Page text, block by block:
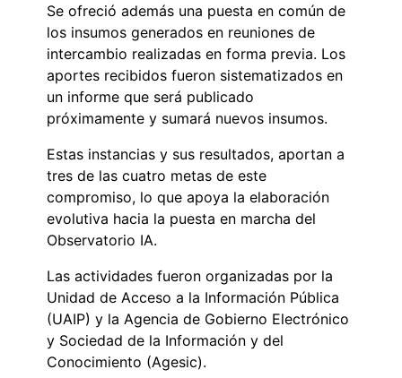
Se ofreció además una puesta en común de
los insumos generados en reuniones de
intercambio realizadas en forma previa. Los
aportes recibidos fueron sistematizados en
un informe que será publicado
próximamente y sumará nuevos insumos.
Estas instancias y sus resultados, aportan a
tres de las cuatro metas de este
compromiso, lo que apoya la elaboración
evolutiva hacia la puesta en marcha del
Observatorio IA.
Las actividades fueron organizadas por la
Unidad de Acceso a la Información Pública
(UAIP) y la Agencia de Gobierno Electrónico
y Sociedad de la Información y del
Conocimiento (Agesic).